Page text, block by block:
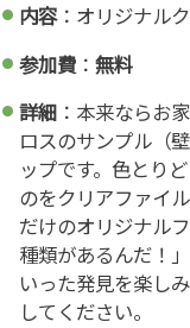
内容：オリジナル
参加費 ：無料
詳細 ：本来ならお
ロスのサンプル（
ップです。色とり
のをクリアファイ
だけのオリジナル
種類があるんだ！
いった発見を楽し
してください。